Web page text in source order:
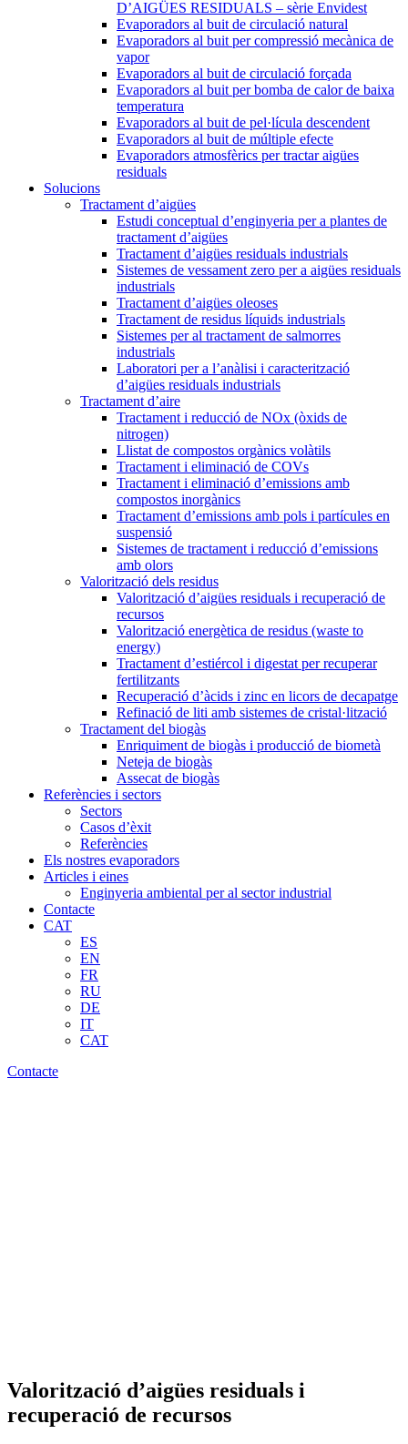
D’AIGÜES RESIDUALS – sèrie Envidest
Evaporadors al buit de circulació natural
Evaporadors al buit per compressió mecànica de
vapor
Evaporadors al buit de circulació forçada
Evaporadors al buit per bomba de calor de baixa
temperatura
Evaporadors al buit de pel·lícula descendent
Evaporadors al buit de múltiple efecte
Evaporadors atmosfèrics per tractar aigües
residuals
Solucions
Tractament d’aigües
Estudi conceptual d’enginyeria per a plantes de
tractament d’aigües
Tractament d’aigües residuals industrials
Sistemes de vessament zero per a aigües residuals
industrials
Tractament d’aigües oleoses
Tractament de residus líquids industrials
Sistemes per al tractament de salmorres
industrials
Laboratori per a l’anàlisi i caracterització
d’aigües residuals industrials
Tractament d’aire
Tractament i reducció de NOx (òxids de
nitrogen)
Llistat de compostos orgànics volàtils
Tractament i eliminació de COVs
Tractament i eliminació d’emissions amb
compostos inorgànics
Tractament d’emissions amb pols i partícules en
suspensió
Sistemes de tractament i reducció d’emissions
amb olors
Valorització dels residus
Valorització d’aigües residuals i recuperació de
recursos
Valorització energètica de residus (waste to
energy)
Tractament d’estiércol i digestat per recuperar
fertilitzants
Recuperació d’àcids i zinc en licors de decapatge
Refinació de liti amb sistemes de cristal·lització
Tractament del biogàs
Enriquiment de biogàs i producció de biometà
Neteja de biogàs
Assecat de biogàs
Referències i sectors
Sectors
Casos d’èxit
Referències
Els nostres evaporadors
Articles i eines
Enginyeria ambiental per al sector industrial
Contacte
CAT
ES
EN
FR
RU
DE
IT
CAT
Contacte
Valorització d’aigües residuals i
recuperació de recursos